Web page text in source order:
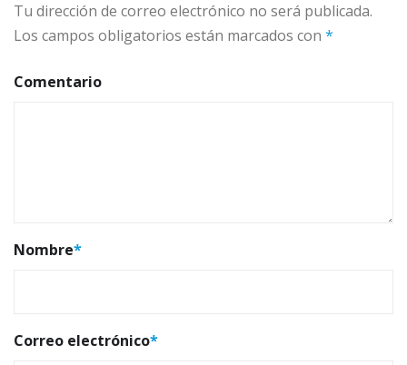
Tu dirección de correo electrónico no será publicada.
Los campos obligatorios están marcados con *
Comentario
Nombre*
Correo electrónico*